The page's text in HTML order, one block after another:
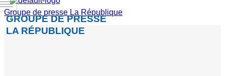
Groupe de presse La République
GROUPE DE PRESSE
LA RÉPUBLIQUE